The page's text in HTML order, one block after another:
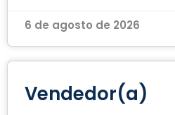
6 de agosto de 2026
Vendedor(a)